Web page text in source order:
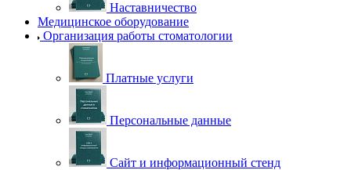
Наставничество
Медицинское оборудование
Организация работы стоматологии
Платные услуги
Персональные данные
Сайт и информационный стенд